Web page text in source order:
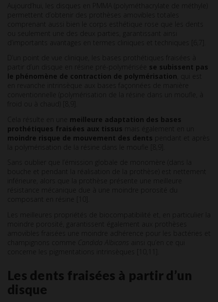
Aujourd’hui, les disques en PMMA (polyméthacrylate de méthyle)
permettent d’obtenir des prothèses amovibles totales
comprenant aussi bien le corps esthétique rose que les dents
ou seulement une des deux parties, garantissant ainsi
d’importants avantages en termes cliniques et techniques [6,7].
D’un point de vue clinique, les bases prothétiques fraisées à
partir d’un disque en résine pré-polymérisée se subissent pas
le phénomène de contraction de polymérisation , qui est
en revanche intrinsèque aux bases façonnées de manière
conventionnelle (polymérisation de la résine dans un moufle, à
froid ou à chaud) [8,9].
Cela résulte en une meilleure adaptation des bases
prothétiques fraisées aux tissus
mais également en un
moindre risque de mouvement des dents pendant et après
la polymérisation de la résine dans le moufle [8,9].
Sans oublier que l’émission globale de monomère (dans la
bouche et pendant la réalisation de la prothèse) est nettement
inférieure, alors que la prothèse présente une meilleure
résistance mécanique due à une moindre porosité du
composant en résine [10].
Les meilleures propriétés de biocompatibilité et, en particulier la
moindre porosité, garantissent également aux prothèses
amovibles fraisées une moindre adhérence pour les bactéries et
champignons comme
concerne les pigmentations intrinsèques [10,11].
Les dents fraisées à partir d’un
disque